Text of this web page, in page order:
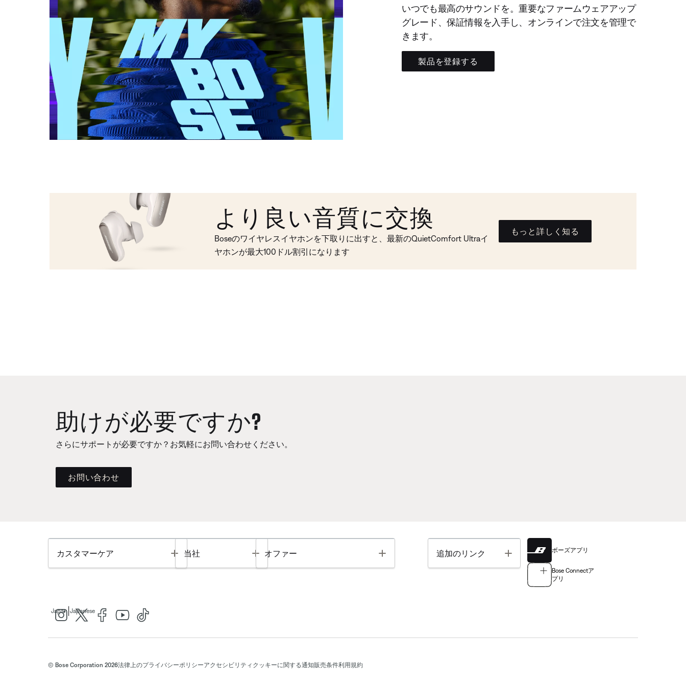
いつでも最高のサウンドを。重要なファームウェアアップ
グレード、保証情報を入手し、オンラインで注文を管理で
きます。
製品を登録する
より良い音質に交換
Boseのワイヤレスイヤホンを下取りに出すと、最新のQuietComfort Ultraイ
ヤホンが最大100ドル割引になります
もっと詳しく知る
助けが必要ですか?
さらにサポートが必要ですか？お気軽にお問い合わせください。
お問い合わせ
カスタマーケア Toggle
当社 Toggle
オファー Toggle 追加のリンク Toggle ボーズアプリ
Bose Connectア
プリ
Japan Japanese
© Bose Corporation 2026法律上のプライバシーポリシーアクセシビリティ クッキーに関する通知販売条件利用規約